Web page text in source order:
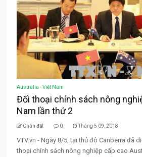
Australia - Việt Nam
Đối thoại chính sách nông
Nam lần thứ 2
Chân đất 0 Tháng 5 09, 2018
VTV.vn - Ngày 8/5, tại thủ đô Canberra đã
thoại chính sách nông nghiệp cấp cao